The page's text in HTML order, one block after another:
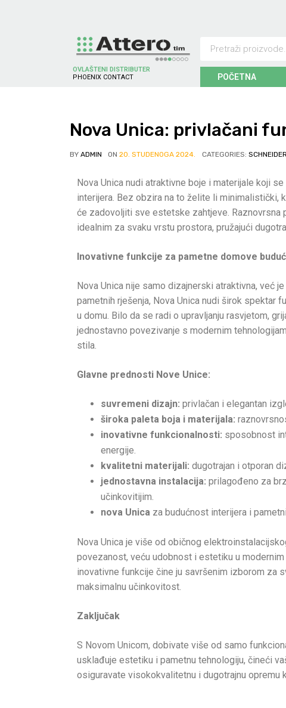
OVLAŠTENI DISTRIBUTER
P H O EN X CO NTACT POČETNA
Nova Unica: privlačani
BY ADMIN ON 20. STUDENOGA 2024. CATEGORIES:
Nova Unica nudi atraktivne boje i materijale koji
interijera. Bez obzira na to želite li minimalistički,
će zadovoljiti sve estetske zahtjeve.
idealnim za svaku vrstu prostora, pružajući
Inovativne funkcije za pametne domove
Nova Unica nije samo dizajnerski atraktivna, već
pametnih rješenja, Nova Unica nudi širok spektar
u domu. Bilo da se radi o upravljanju rasvjetom,
jednostavno povezivanje s modernim
stila.
Glavne prednosti Nove Unice:
suvremeni dizajn: privlačan i elegantan
široka paleta boja i materijala:
inovativne funkcionalnosti: sposobnost
energije.
kvalitetni materijali: dugotrajan i otporan
jednostavna instalacija: prilagođeno za
učinkovitijim.
nova Unica za budućnost interijera i
Nova Unica je više od običnog
povezanost, veću udobnost i estetiku u
inovativne funkcije čine ju savršenim izborom za
maksimalnu učinkovitost.
Zaključak
S Novom Unicom, dobivate više od samo
usklađuje estetiku i pametnu tehnologiju, čineći
osiguravate visokokvalitetnu i dugotrajnu opremu